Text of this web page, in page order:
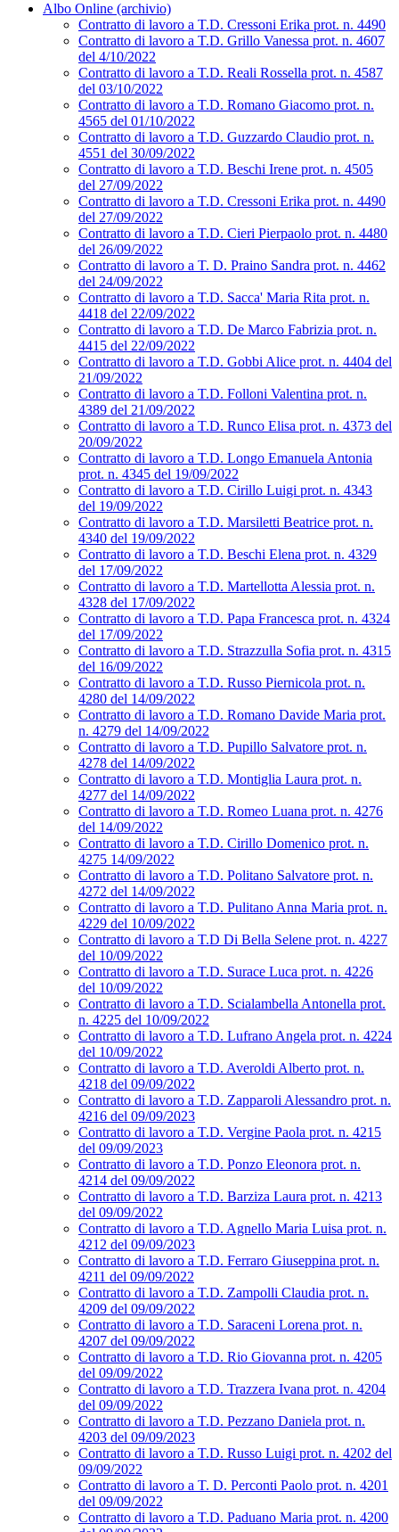
Albo Online (archivio)
Contratto di lavoro a T.D. Cressoni Erika prot. n. 4490
Contratto di lavoro a T.D. Grillo Vanessa prot. n. 4607
del 4/10/2022
Contratto di lavoro a T.D. Reali Rossella prot. n. 4587
del 03/10/2022
Contratto di lavoro a T.D. Romano Giacomo prot. n.
4565 del 01/10/2022
Contratto di lavoro a T.D. Guzzardo Claudio prot. n.
4551 del 30/09/2022
Contratto di lavoro a T.D. Beschi Irene prot. n. 4505
del 27/09/2022
Contratto di lavoro a T.D. Cressoni Erika prot. n. 4490
del 27/09/2022
Contratto di lavoro a T.D. Cieri Pierpaolo prot. n. 4480
del 26/09/2022
Contratto di lavoro a T. D. Praino Sandra prot. n. 4462
del 24/09/2022
Contratto di lavoro a T.D. Sacca' Maria Rita prot. n.
4418 del 22/09/2022
Contratto di lavoro a T.D. De Marco Fabrizia prot. n.
4415 del 22/09/2022
Contratto di lavoro a T.D. Gobbi Alice prot. n. 4404 del
21/09/2022
Contratto di lavoro a T.D. Folloni Valentina prot. n.
4389 del 21/09/2022
Contratto di lavoro a T.D. Runco Elisa prot. n. 4373 del
20/09/2022
Contratto di lavoro a T.D. Longo Emanuela Antonia
prot. n. 4345 del 19/09/2022
Contratto di lavoro a T.D. Cirillo Luigi prot. n. 4343
del 19/09/2022
Contratto di lavoro a T.D. Marsiletti Beatrice prot. n.
4340 del 19/09/2022
Contratto di lavoro a T.D. Beschi Elena prot. n. 4329
del 17/09/2022
Contratto di lavoro a T.D. Martellotta Alessia prot. n.
4328 del 17/09/2022
Contratto di lavoro a T.D. Papa Francesca prot. n. 4324
del 17/09/2022
Contratto di lavoro a T.D. Strazzulla Sofia prot. n. 4315
del 16/09/2022
Contratto di lavoro a T.D. Russo Piernicola prot. n.
4280 del 14/09/2022
Contratto di lavoro a T.D. Romano Davide Maria prot.
n. 4279 del 14/09/2022
Contratto di lavoro a T.D. Pupillo Salvatore prot. n.
4278 del 14/09/2022
Contratto di lavoro a T.D. Montiglia Laura prot. n.
4277 del 14/09/2022
Contratto di lavoro a T.D. Romeo Luana prot. n. 4276
del 14/09/2022
Contratto di lavoro a T.D. Cirillo Domenico prot. n.
4275 14/09/2022
Contratto di lavoro a T.D. Politano Salvatore prot. n.
4272 del 14/09/2022
Contratto di lavoro a T.D. Pulitano Anna Maria prot. n.
4229 del 10/09/2022
Contratto di lavoro a T.D Di Bella Selene prot. n. 4227
del 10/09/2022
Contratto di lavoro a T.D. Surace Luca prot. n. 4226
del 10/09/2022
Contratto di lavoro a T.D. Scialambella Antonella prot.
n. 4225 del 10/09/2022
Contratto di lavoro a T.D. Lufrano Angela prot. n. 4224
del 10/09/2022
Contratto di lavoro a T.D. Averoldi Alberto prot. n.
4218 del 09/09/2022
Contratto di lavoro a T.D. Zapparoli Alessandro prot. n.
4216 del 09/09/2023
Contratto di lavoro a T.D. Vergine Paola prot. n. 4215
del 09/09/2023
Contratto di lavoro a T.D. Ponzo Eleonora prot. n.
4214 del 09/09/2022
Contratto di lavoro a T.D. Barziza Laura prot. n. 4213
del 09/09/2022
Contratto di lavoro a T.D. Agnello Maria Luisa prot. n.
4212 del 09/09/2023
Contratto di lavoro a T.D. Ferraro Giuseppina prot. n.
4211 del 09/09/2022
Contratto di lavoro a T.D. Zampolli Claudia prot. n.
4209 del 09/09/2022
Contratto di lavoro a T.D. Saraceni Lorena prot. n.
4207 del 09/09/2022
Contratto di lavoro a T.D. Rio Giovanna prot. n. 4205
del 09/09/2022
Contratto di lavoro a T.D. Trazzera Ivana prot. n. 4204
del 09/09/2022
Contratto di lavoro a T.D. Pezzano Daniela prot. n.
4203 del 09/09/2023
Contratto di lavoro a T.D. Russo Luigi prot. n. 4202 del
09/09/2022
Contratto di lavoro a T. D. Perconti Paolo prot. n. 4201
del 09/09/2022
Contratto di lavoro a T.D. Paduano Maria prot. n. 4200